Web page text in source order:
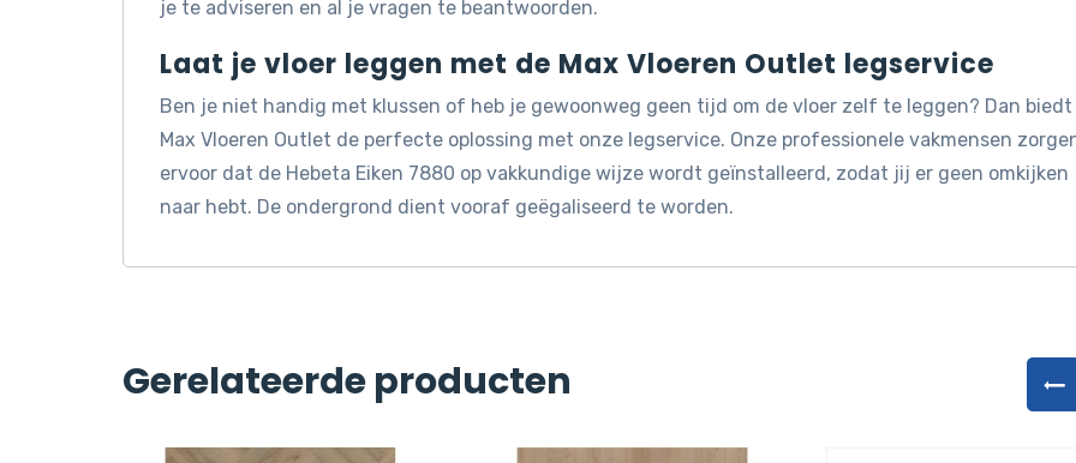
je te adviseren en al je vragen te beantwoorden.
Laat je vloer leggen met de Max Vloeren Outlet legservice
Ben je niet handig met klussen of heb je gewoonweg geen tijd om de vloer zelf te leggen? Dan biedt
Max Vloeren Outlet de perfecte oplossing met onze legservice. Onze professionele vakmensen
ervoor dat de Hebeta Eiken 7880 op vakkundige wijze wordt geïnstalleerd, zodat jij er geen omkijken
naar hebt. De ondergrond dient vooraf geëgaliseerd te worden.
Gerelateerde producten